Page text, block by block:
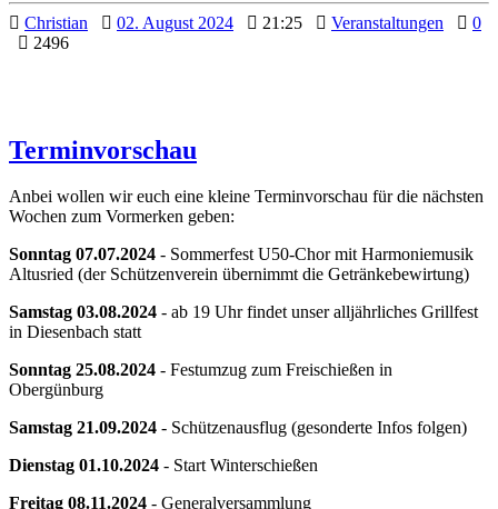
Christian 02. August 2024 21:25 Veranstaltungen
0
2496
Terminvorschau
Anbei wollen wir euch eine kleine Terminvorschau für die nächsten
Wochen zum Vormerken geben:
Sonntag 07.07.2024 - Sommerfest U50-Chor mit Harmoniemusik
Altusried (der Schützenverein übernimmt die Getränkebewirtung)
Samstag 03.08.2024 - ab 19 Uhr findet unser alljährliches Grillfest
in Diesenbach statt
Sonntag 25.08.2024 - Festumzug zum Freischießen in
Obergünburg
Samstag 21.09.2024 - Schützenausflug (gesonderte Infos folgen)
Dienstag 01.10.2024 - Start Winterschießen
Freitag 08.11.2024 - Generalversammlung